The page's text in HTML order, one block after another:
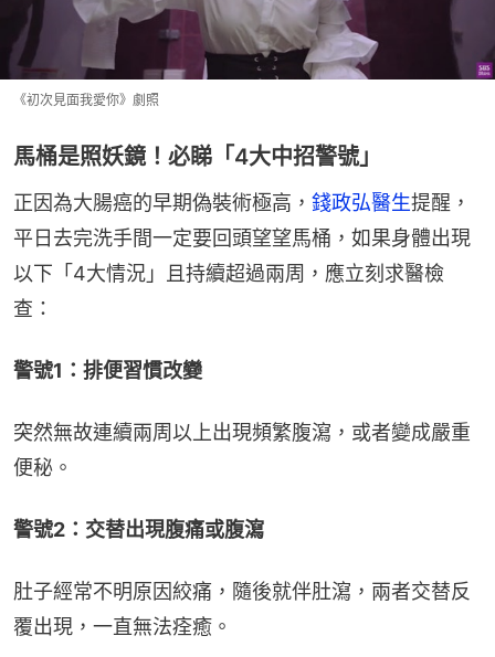
《初次見面我愛你》劇照
馬桶是照妖鏡！必睇「4大中招警號」
正因為大腸癌的早期偽裝術極高， 錢政弘醫生提醒，
平日去完洗手間一定要回頭望望馬桶，如果身體出現
以下「4大情況」且持續超過兩周，應立刻求醫檢
查：
警號1：排便習慣改變
突然無故連續兩周以上出現頻繁腹瀉，或者變成嚴重
便秘。
警號2：交替出現腹痛或腹瀉
肚子經常不明原因絞痛，隨後就伴肚瀉，兩者交替反
覆出現，一直無法痊癒。